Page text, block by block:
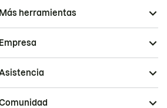
Más herramientas
Empresa